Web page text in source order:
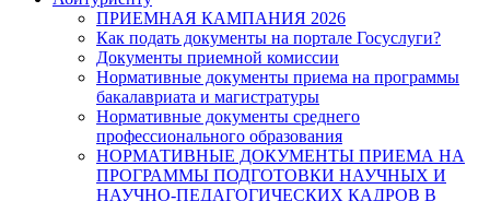
ПРИЕМНАЯ КАМПАНИЯ 2026
Как подать документы на портале Госуслуги?
Документы приемной комиссии
Нормативные документы приема на программы
бакалавриата и магистратуры
Нормативные документы среднего
профессионального образования
НОРМАТИВНЫЕ ДОКУМЕНТЫ ПРИЕМА НА
ПРОГРАММЫ ПОДГОТОВКИ НАУЧНЫХ И
НАУЧНО-ПЕДАГОГИЧЕСКИХ КАДРОВ В